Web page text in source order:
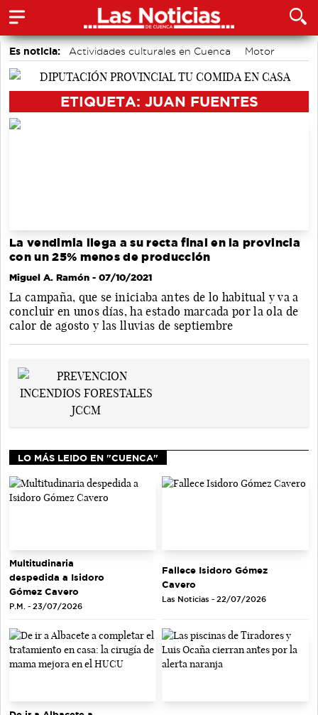
Es noticia: Actividades culturales en Cuenca
Motor
accidentes laborales
ETIQUETA: JUAN FUENTES
La vendimia llega a su recta final en la provincia
con un 25% menos de producción
Miguel A. Ramón - 07/10/2021
La campaña, que se iniciaba antes de lo habitual y va a
concluir en unos días, ha estado marcada por la ola de
calor de agosto y las lluvias de septiembre
LO MÁS LEIDO EN "CUENCA"
Multitudinaria
despedida a Isidoro
Gómez Cavero
P.M. - 23/07/2026
Fallece Isidoro Gómez
Cavero
Las Noticias - 22/07/2026